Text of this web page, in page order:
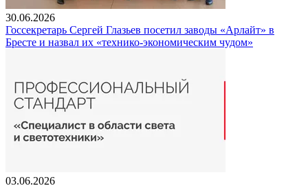
30.06.2026
Госсекретарь Сергей Глазьев посетил заводы «Арлайт» в
Бресте и назвал их «технико-экономическим чудом»
03.06.2026